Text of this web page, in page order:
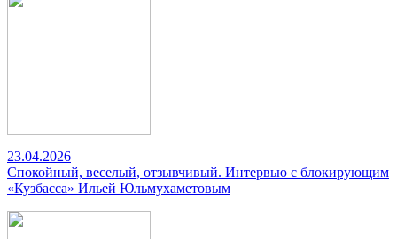
23.04.2026
Спокойный, веселый, отзывчивый. Интервью с блокирующим
«Кузбасса» Ильей Юльмухаметовым